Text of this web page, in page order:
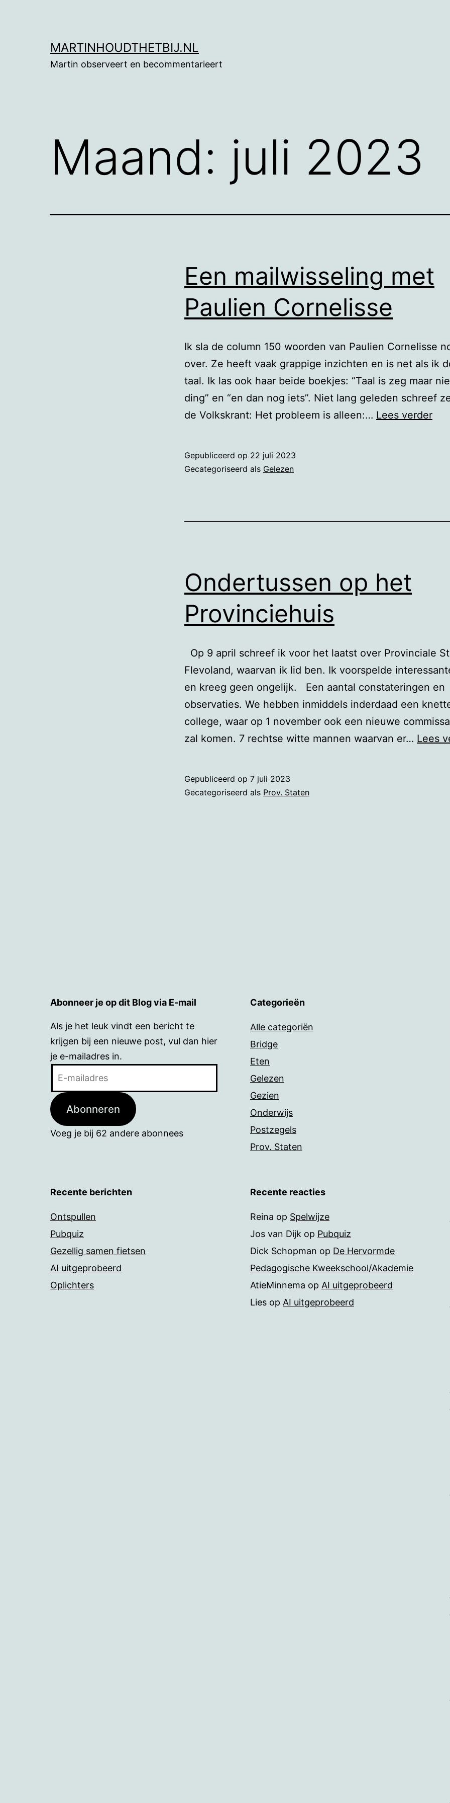
MARTINHOUDTHETBIJ.NL
Martin observeert en becommentarieert
Maand: juli 2023
Een mailwisseling met
Paulien Cornelisse
Ik sla de column 150 woorden van Paulien Cornelisse
over. Ze heeft vaak grappige inzichten en is net als ik
taal. Ik las ook haar beide boekjes: “Taal is zeg maar
ding” en “en dan nog iets”. Niet lang geleden schreef
de Volkskrant: Het probleem is alleen:… Lees verderEen
Gepubliceerd op 22 juli 2023
Gecategoriseerd als Gelezen
Ondertussen op het
Provinciehuis
Op 9 april schreef ik voor het laatst over Provinciale
Flevoland, waarvan ik lid ben. Ik voorspelde
en kreeg geen ongelijk. Een aantal constateringen en
observaties. We hebben inmiddels inderdaad een
college, waar op 1 november ook een nieuwe
zal komen. 7 rechtse witte mannen waarvan er… Lees
Gepubliceerd op 7 juli 2023
Gecategoriseerd als Prov. Staten
Abonneer je op dit Blog via E-mail
Als je het leuk vindt een bericht te
krijgen bij een nieuwe post, vul dan hier
je e-mailadres in.
Abonneren
Voeg je bij 62 andere abonnees
Categorieën
Alle categoriën
Bridge
Eten
Gelezen
Gezien
Onderwijs
Postzegels
Prov. Staten
Recente berichten
Ontspullen
Pubquiz
Gezellig samen fietsen
AI uitgeprobeerd
Oplichters
Recente reacties
Reina op Spelwijze
Jos van Dijk op Pubquiz
Dick Schopman op De Hervormde
Pedagogische Kweekschool/Akademie
AtieMinnema op AI uitgeprobeerd
Lies op AI uitgeprobeerd